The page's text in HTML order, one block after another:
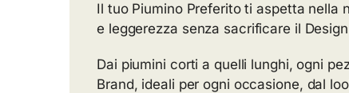
Il tuo Piumino Preferito ti aspetta nella
e leggerezza senza sacrificare il
Dai piumini corti a quelli lunghi, ogni
Brand, ideali per ogni occasione, dal